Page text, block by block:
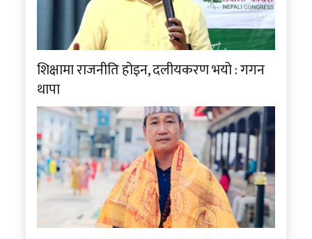
शिक्षामा राजनीति होइन, दलीयकरण भयो : गगन
थापा